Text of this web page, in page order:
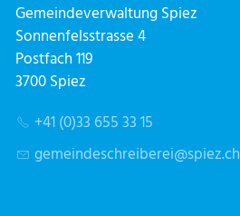
Gemeindeverwaltung Spiez
Sonnenfelsstrasse 4
Postfach 119
3700 Spiez
+41 (0)33 655 33 15
g m nd schr b r sp zch